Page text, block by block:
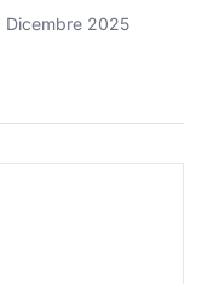
Dicembre 2025